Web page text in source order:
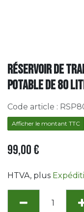
Réservoir de
potable de 80
Code article :
Afficher le montant TTC
99,00€
HTVA, plus